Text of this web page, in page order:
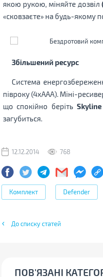
якою рукою, міняйте дозвіл
«сковзаєте» на будь-якому
Збільшений ресурс
Система
півроку (4xААА). Міні-
що спокійно беріть
загубиться.
12.12.2014 768
Комплект Defender
До списку статей
ПОВ'ЯЗАНІ